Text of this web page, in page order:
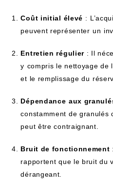
Coût initial élevé :⁣
peuvent représenter⁤ un
Entretien régulier : Il
y ⁤compris le ​nettoyage de
et le remplissage du
Dépendance⁢ aux
constamment ‌de granulés
peut être contraignant.
Bruit de fonctionnement
rapportent que le bruit ‌du
dérangeant.